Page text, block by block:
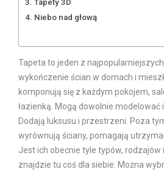
Tapety 3D
Niebo nad głową
Tapeta to jeden z
wykończenie ścian w domach i
komponują się z każdym pokojem,
łazienką. Mogą dowolnie modelować
Dodają luksusu i przestrzeni. Poza
wyrównują ściany, pomagają
Jest ich obecnie tyle typów, rodzajów
znajdzie tu coś dla siebie. Można